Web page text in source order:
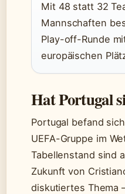
Mit 48 statt 32
Mannschaften
Play-off-Runde
europäischen
Hat Portugal
Portugal befand
UEFA-Gruppe im
Tabellenstand sind
Zukunft von
diskutiertes Thema